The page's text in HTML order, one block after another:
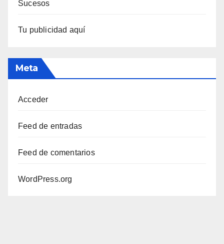
Sucesos
Tu publicidad aquí
Meta
Acceder
Feed de entradas
Feed de comentarios
WordPress.org